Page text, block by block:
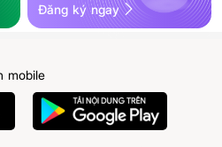
Đăng ký ngay
mobile